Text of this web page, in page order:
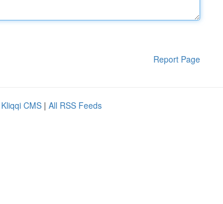
Report Page
Kliqqi CMS | All RSS Feeds